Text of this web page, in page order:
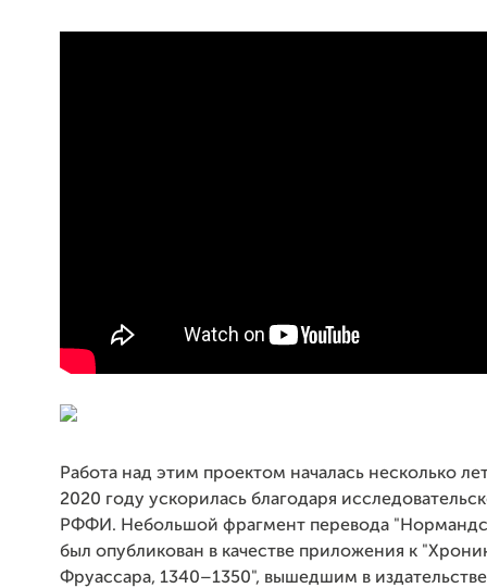
Работа над этим проектом началась несколько
2020 году ускорилась благодаря
РФФИ. Небольшой фрагмент перевода
был опубликован в качестве приложения к
Фруассара, 1340–1350", вышедшим в